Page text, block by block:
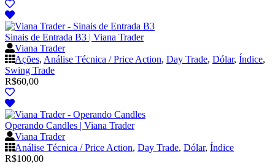
Sinais de Entrada B3 | Viana Trader
Viana Trader
Ações, Análise Técnica / Price Action, Day Trade, Dólar, Índice,
Swing Trade
R$60,00
Operando Candles | Viana Trader
Viana Trader
Análise Técnica / Price Action, Day Trade, Dólar, Índice
R$100,00